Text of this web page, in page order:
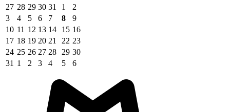
27 28 29 30 31 1
2
3
4 5 6 7 8
9
10 11 12 13 14 15 16
17 18 19 20 21 22 23
24 25 26 27 28 29 30
31 1 2 3 4 5 6